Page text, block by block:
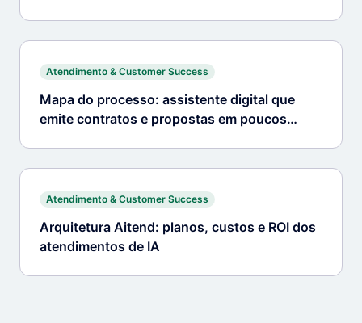
Atendimento & Customer Success
Mapa do processo: assistente digital que
emite contratos e propostas em poucos
Atendimento & Customer Success
Arquitetura Aitend: planos, custos e ROI dos
atendimentos de IA